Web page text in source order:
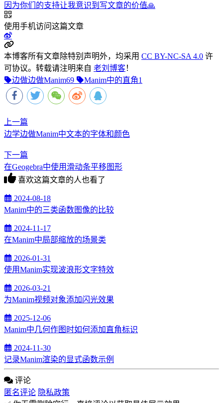
因为你们的支持让我意识到写文章的价值🙏
使用手机访问这篇文章
本博客所有文章除特别声明外，均采用 CC BY-NC-SA 4.0 许
可协议。转载请注明来自 老刘博客！
边做边做Manim69 Manim中的直角1
上一篇
边学边做Manim中文本的字体和颜色
下一篇
在Geogebra中使用滑动条平移图形
喜欢这篇文章的人也看了
2024-08-18
Manim中的三类函数图像的比较
2024-11-17
在Manim中局部缩放的场景类
2026-01-31
使用Manim实现波浪形文字特效
2026-03-21
为Manim视频对象添加闪光效果
2025-12-06
Manim中几何作图时如何添加直角标识
2024-11-30
记录Manim渲染的显式函数示例
评论
匿名评论 隐私政策